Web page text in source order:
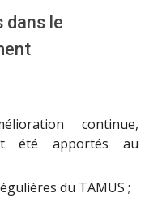
dans le
continue,
été apportés au
du TAMUS ;